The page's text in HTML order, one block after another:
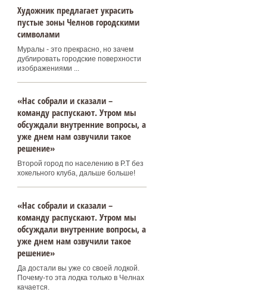
Художник предлагает украсить
пустые зоны Челнов городскими
символами
Муралы - это прекрасно, но зачем
дублировать городские поверхности
изображениями ...
«Нас собрали и сказали –
команду распускают. Утром мы
обсуждали внутренние вопросы, а
уже днем нам озвучили такое
решение»
Второй город по населению в Р.Т без
хокельного клуба, дальше больше!
«Нас собрали и сказали –
команду распускают. Утром мы
обсуждали внутренние вопросы, а
уже днем нам озвучили такое
решение»
Да достали вы уже со своей лодкой.
Почему-то эта лодка только в Челнах
качается.